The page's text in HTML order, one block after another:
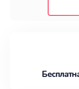
проведенных
наилучшим